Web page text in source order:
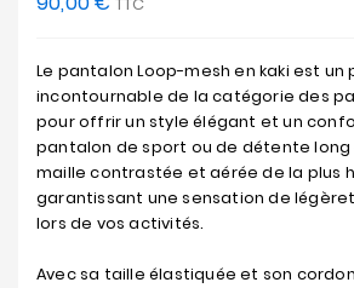
Le pantalon Loop-mesh en kaki est un
incontournable de la catégorie des
pour offrir un style élégant et un
pantalon de sport ou de détente
maille contrastée et aérée de la plus
garantissant une sensation de
lors de vos activités.
Avec sa taille élastiquée et son